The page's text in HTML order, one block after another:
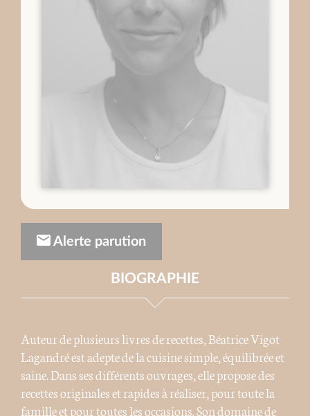
Alerte parution
BIOGRAPHIE
Auteur de plusieurs livres de recettes, Béatrice Vigot
Lagandré est adepte de la cuisine simple, équilibrée et
saine. Dans ses différents ouvrages, elle propose des
recettes originales et rapides à réaliser, pour toute la
famille et pour toutes les occasions. Son domaine de